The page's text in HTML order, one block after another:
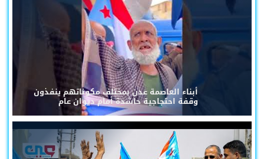
أبناء العاصمة عدن بمختلف مكوناتهم ينفذون
وقفة احتجاجية حاشدة أمام ديوان عام